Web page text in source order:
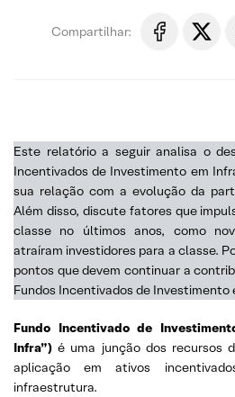
Compartilhar:
Este relatório a seguir analisa o
Incentivados de Investimento em
sua relação com a evolução da
Além disso, discute fatores que
classe no últimos anos, como
atraíram investidores para a classe.
pontos que devem continuar a
Fundos Incentivados de
Fundo Incentivado de
Infra”) é uma junção dos recursos
aplicação em ativos
infraestrutura.